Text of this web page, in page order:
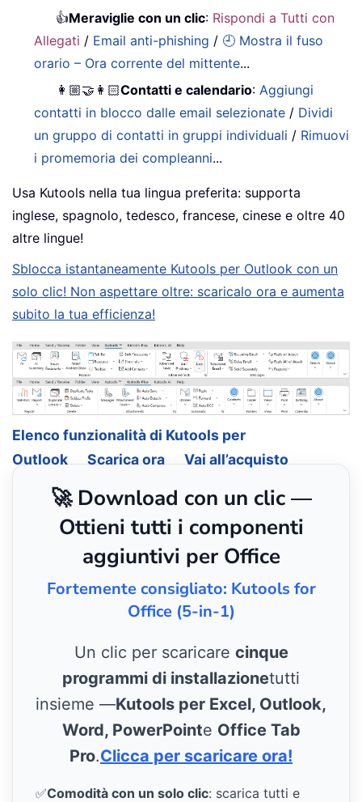
👍Meraviglie con un clic: Rispondi a Tutti con
Allegati / Email anti-phishing / 🕘 Mostra il fuso
orario – Ora corrente del mittente...
👩🏼‍🤝‍👩🏻Contatti e calendario: Aggiungi
contatti in blocco dalle email selezionate / Dividi
un gruppo di contatti in gruppi individuali / Rimuovi
i promemoria dei compleanni...
Usa Kutools nella tua lingua preferita: supporta
inglese, spagnolo, tedesco, francese, cinese e oltre 40
altre lingue!
Sblocca istantaneamente Kutools per Outlook con un
solo clic! Non aspettare oltre: scaricalo ora e aumenta
subito la tua efficienza!
Elenco funzionalità di Kutools per
Outlook
Scarica ora Vai all’acquisto
🚀 Download con un clic —
Ottieni tutti i componenti
aggiuntivi per Office
Fortemente consigliato: Kutools for
Office (5-in-1)
Un clic per scaricare cinque
programmi di installazionetutti
insieme —Kutools per Excel, Outlook,
Word, PowerPointe Office Tab
Pro.Clicca per scaricare ora!
✅Comodità con un solo clic: scarica tutti e